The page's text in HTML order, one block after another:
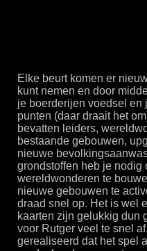
Elke beurt komen er
kunt nemen en door
je boerderijen voedsel en
punten (daar draait het
bevatten leiders,
bestaande gebouwen,
nieuwe
grondstoffen heb je nodig
wereldwonderen te
nieuwe gebouwen te
draad snel op. Het is wel
kaarten zijn gelukkig dun
voor Rutger veel te snel
gerealiseerd dat het spel